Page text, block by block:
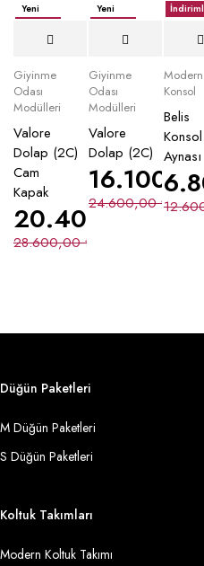
Yeni
Giyinme
Odası
Modülleri
Valore
Dolap (2C)
Cam
Kapak
28.600,00₺
20.400,00₺
Yeni
Giyinme
Odası
Modülleri
Valore
Dolap (2C)
24.600,00₺
Modern
Konsol
Belis
Konsol
Aynası
Düğün Paketleri
M Düğün Paketleri
S Düğün Paketleri
Koltuk Takımları
Modern Koltuk Takımı